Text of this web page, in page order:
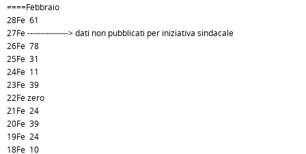
====Febbraio
28Fe 61
27Fe ---------------> dati non pubblicati per iniziativa sindacale
26Fe 78
25Fe 31
24Fe 11
23Fe 39
22Fe zero
21Fe 24
20Fe 39
19Fe 24
18Fe 10